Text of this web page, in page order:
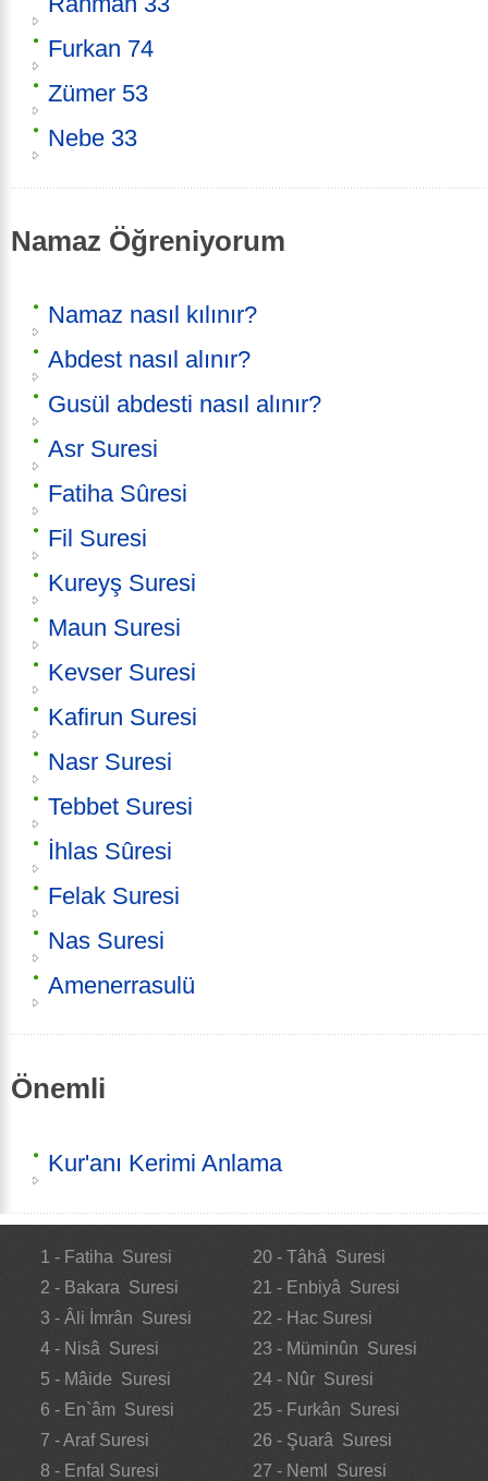
Furkan 74
Zümer 53
Nebe 33
Namaz Öğreniyorum
Namaz nasıl kılınır?
Abdest nasıl alınır?
Gusül abdesti nasıl alınır?
Asr Suresi
Fatiha Sûresi
Fil Suresi
Kureyş Suresi
Maun Suresi
Kevser Suresi
Kafirun Suresi
Nasr Suresi
Tebbet Suresi
İhlas Sûresi
Felak Suresi
Nas Suresi
Amenerrasulü
Önemli
Kur'anı Kerimi Anlama
1 - Fatiha Suresi
2 - Bakara Suresi
3 - Âli İmrân Suresi
4 - Nisâ Suresi
5 - Mâide Suresi
6 - En`âm Suresi
7 - Araf Suresi
8 - Enfal Suresi
20 - Tâhâ Suresi
21 - Enbiyâ Suresi
22 - Hac Suresi
23 - Müminûn Suresi
24 - Nûr Suresi
25 - Furkân Suresi
26 - Şuarâ Suresi
27 - Neml Suresi